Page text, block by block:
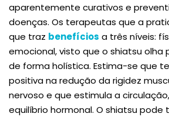
aparentemente curativos e
doenças. Os terapeutas que a
que traz benefícios a três níveis:
emocional, visto que o shiatsu olha
de forma holística. Estima-se que
positiva na redução da rigidez
nervoso e que estimula a
equilíbrio hormonal. O shiatsu pode